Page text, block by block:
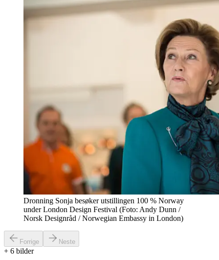
Dronning Sonja besøker utstillingen 100 % Norway
under London Design Festival (Foto: Andy Dunn /
Norsk Designråd / Norwegian Embassy in London)
Forrige Neste
+ 6 bilder